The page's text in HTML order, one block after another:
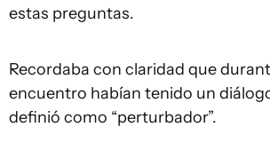
estas preguntas.
Recordaba con claridad que
encuentro habían tenido un
definió como “perturbador”.